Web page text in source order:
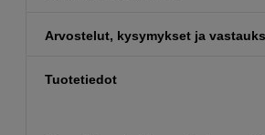
Arvostelut, kysymykset ja
Tuotetiedot